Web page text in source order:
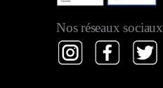
Nos réseaux sociaux